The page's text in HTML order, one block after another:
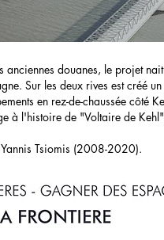
anciennes douanes, le projet
Sur les deux rives est créé
en rez-de-chaussée côté
à l'histoire de "Voltaire de
Tsiomis (2008-2020).